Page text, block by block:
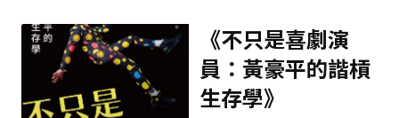
版商幫我們準備了印刷精美
的備課用書，種種資源俯拾
即來，備課相當輕鬆。但卻
也框住了我們，成為體制內
的分享與思考，無法打破既
名《道德經》，是全世界僅
次於《聖經》翻譯成最多種
文字，也是印行過最多數量
的書籍之一。作者傅佩榮提
到宇宙萬物充滿變化，最後
《不只是喜劇演
員：黃豪平的諧槓
生存學》